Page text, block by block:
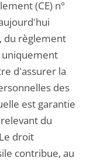
(CE) n°
du règlement
uniquement
d'assurer la
des
est garantie
du
droit
contribue, au